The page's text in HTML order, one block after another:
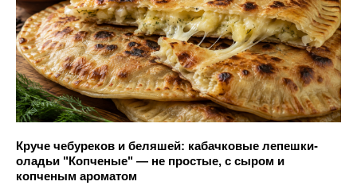
Круче чебуреков и беляшей: кабачковые лепешки-
оладьи "Копченые" — не простые, с сыром и
копченым ароматом